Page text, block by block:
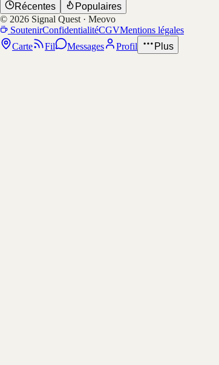
Récentes
Populaires
© 2026 Signal Quest · Meovo
SoutenirConfidentialitéCGVMentions légales
Carte
Fil Messages Profil Plus